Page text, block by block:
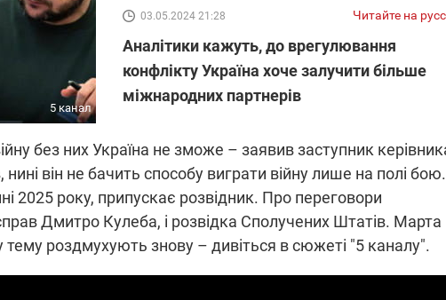
5 канал
03.05.2024 21:28 Читайте на
Аналітики кажуть, до врегулювання
конфлікту Україна хоче залучити більше
міжнародних партнерів
без них Україна не зможе – заявив заступник
він не бачить способу виграти війну лише на полі бою.
2025 року, припускає розвідник. Про переговори
Дмитро Кулеба, і розвідка Сполучених Штатів. Марта
роздмухують знову – дивіться в сюжеті "5 каналу".
СВІТЛА В УКРАЇНІ
споживачів у чотирьох
ПЛІВКИ МІНДІЧА: СПРАВА
ОБОРУДОК ДРУГА
Нова підозра у справі Міндіча:
взялося за колишнього